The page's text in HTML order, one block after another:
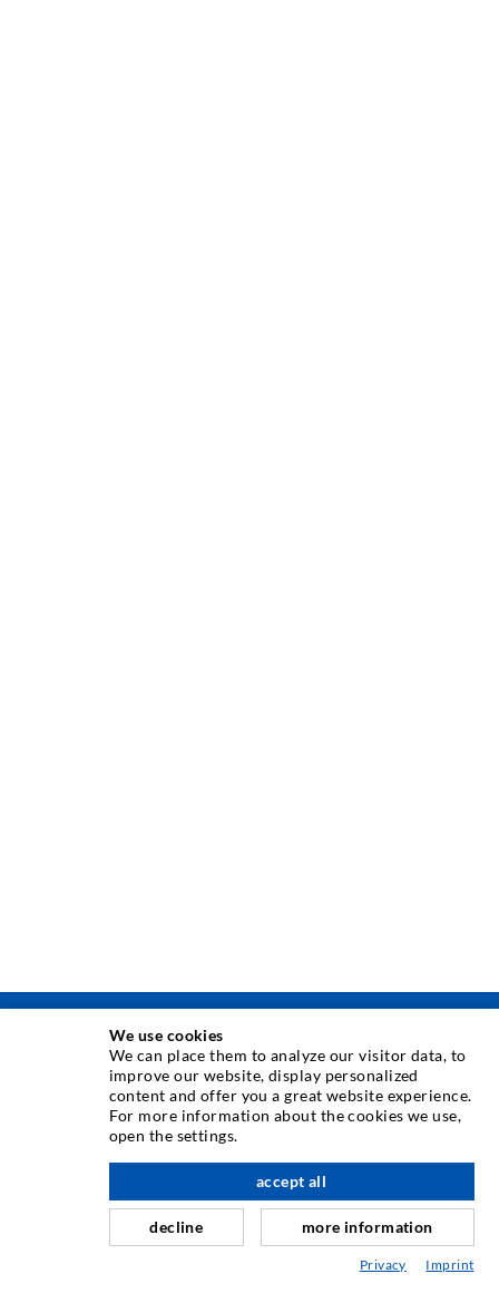
TECNICA DI INIEZIONE
Iniezione di crepe
Barriera orizzontale
Riparazione giunti
Miniere e tunnel
verso l'alto
We use cookies
We can place them to analyze our visitor data, to
improve our website, display personalized
content and offer you a great website experience.
For more information about the cookies we use,
open the settings.
decline
accept all
more information
Privacy Imprint